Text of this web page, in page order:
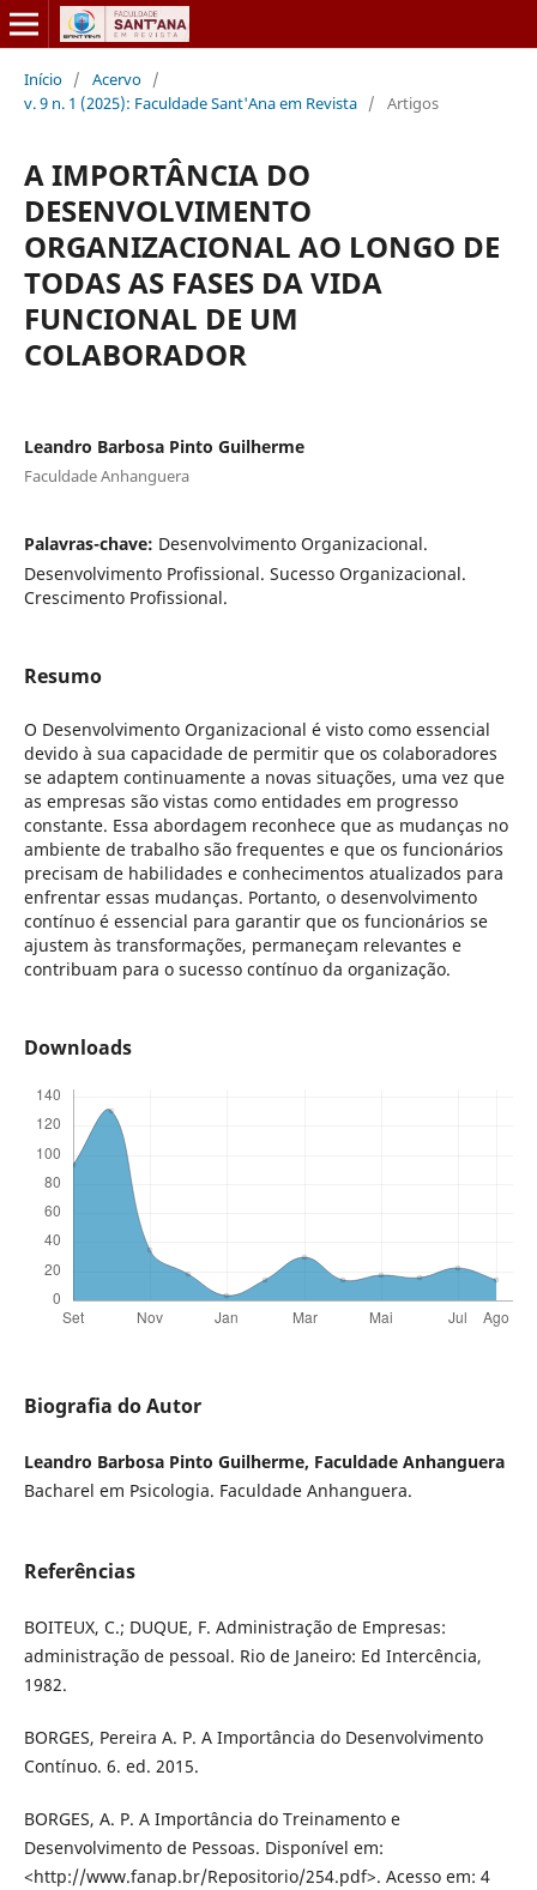
Início / Acervo /
v. 9 n. 1 (2025): Faculdade Sant'Ana em Revista / Artigos
A IMPORTÂNCIA DO
DESENVOLVIMENTO
ORGANIZACIONAL AO LONGO DE
TODAS AS FASES DA VIDA
FUNCIONAL DE UM
COLABORADOR
Leandro Barbosa Pinto Guilherme
Faculdade Anhanguera
Palavras-chave: Desenvolvimento Organizacional.
Desenvolvimento Profissional. Sucesso Organizacional.
Crescimento Profissional.
Resumo
O Desenvolvimento Organizacional é visto como essencial
devido à sua capacidade de permitir que os colaboradores
se adaptem continuamente a novas situações, uma vez que
as empresas são vistas como entidades em progresso
constante. Essa abordagem reconhece que as mudanças no
ambiente de trabalho são frequentes e que os funcionários
precisam de habilidades e conhecimentos atualizados para
enfrentar essas mudanças. Portanto, o desenvolvimento
contínuo é essencial para garantir que os funcionários se
ajustem às transformações, permaneçam relevantes e
contribuam para o sucesso contínuo da organização.
Downloads
Biografia do Autor
Leandro Barbosa Pinto Guilherme, Faculdade Anhanguera
Bacharel em Psicologia. Faculdade Anhanguera.
Referências
BOITEUX, C.; DUQUE, F. Administração de Empresas:
administração de pessoal. Rio de Janeiro: Ed Intercência,
1982.
BORGES, Pereira A. P. A Importância do Desenvolvimento
Contínuo. 6. ed. 2015.
BORGES, A. P. A Importância do Treinamento e
Desenvolvimento de Pessoas. Disponível em:
<http://www.fanap.br/Repositorio/254.pdf>. Acesso em: 4